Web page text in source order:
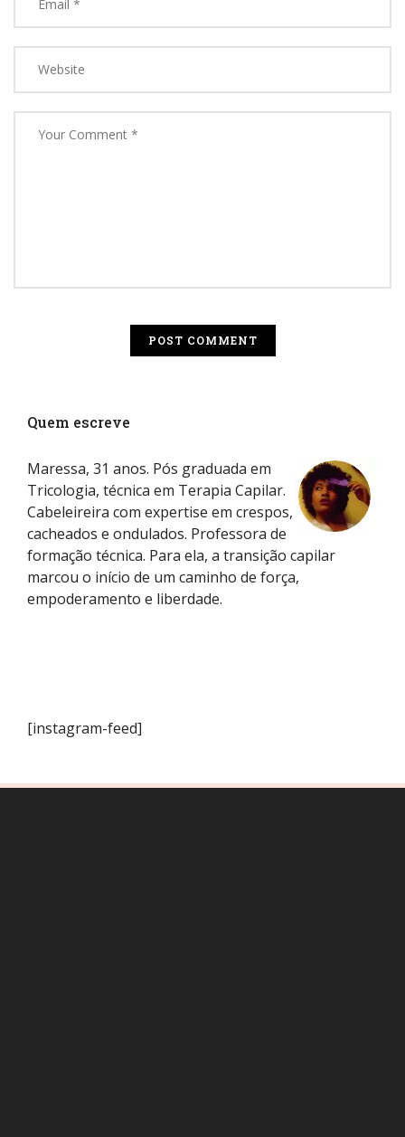
Quem escreve
Maressa, 31 anos. Pós graduada em
Tricologia, técnica em Terapia Capilar.
Cabeleireira com expertise em crespos,
cacheados e ondulados. Professora de
formação técnica. Para ela, a transição capilar
marcou o início de um caminho de força,
empoderamento e liberdade.
[instagram-feed]